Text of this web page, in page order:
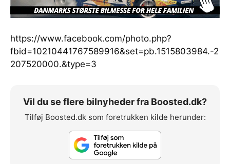
https://www.facebook.com/photo.php?
fbid=10210441767589916&set=pb.1515803984.-2
207520000.&type=3
Vil du se flere bilnyheder fra Boosted.dk?
Tilføj Boosted.dk som foretrukken kilde herunder: